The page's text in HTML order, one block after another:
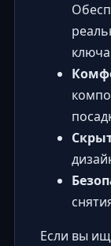
Если вы